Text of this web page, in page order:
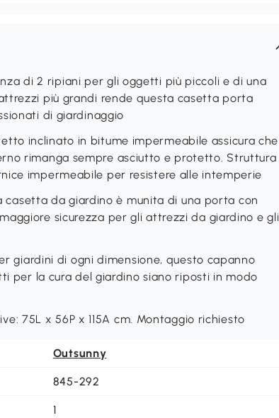
di 2 ripiani per gli oggetti più piccoli e di una
più grandi rende questa casetta porta
di giardinaggio
tetto inclinato in bitume impermeabile assicura che
rimanga sempre asciutto e protetto. Struttura
impermeabile per resistere alle intemperie
casetta da giardino è munita di una porta con
sicurezza per gli attrezzi da giardino e gli
giardini di ogni dimensione, questo capanno
per la cura del giardino siano riposti in modo
75L x 56P x 115A cm. Montaggio richiesto
Outsunny
845-292
1